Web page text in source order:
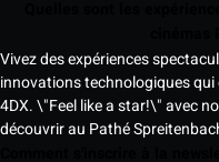
Vivez des expériences
innovations technologiques
4DX. \"Feel like a star!\" avec
découvrir au Pathé